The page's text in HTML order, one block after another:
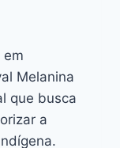
em
Melanina
que busca
a